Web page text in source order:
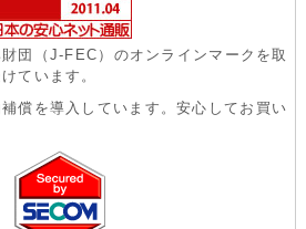
団（J-FEC）のオンラインマークを取
ています。
償を導入しています。安心してお買い